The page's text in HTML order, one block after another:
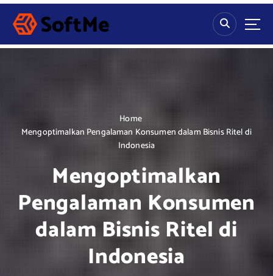
S
p
Home
Mengoptimalkan Pengalaman Konsumen dalam Bisnis Ritel di
Indonesia
Mengoptimalkan
Pengalaman Konsumen
dalam Bisnis Ritel di
Indonesia